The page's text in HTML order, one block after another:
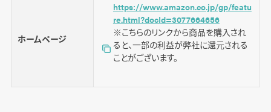
ホームページ
https://www.amazon.co.jp/gp/featu
re.html?docId=3077664656
※こちらのリンクから商品を購入され
ると、一部の利益が弊社に還元される
ことがございます。